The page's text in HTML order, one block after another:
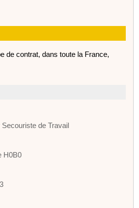
de contrat, dans toute la France,
de Travail
H0B0